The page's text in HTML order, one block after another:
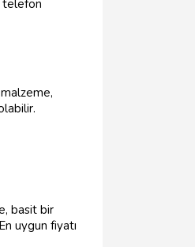
telefon
basit bir
uygun fiyatı